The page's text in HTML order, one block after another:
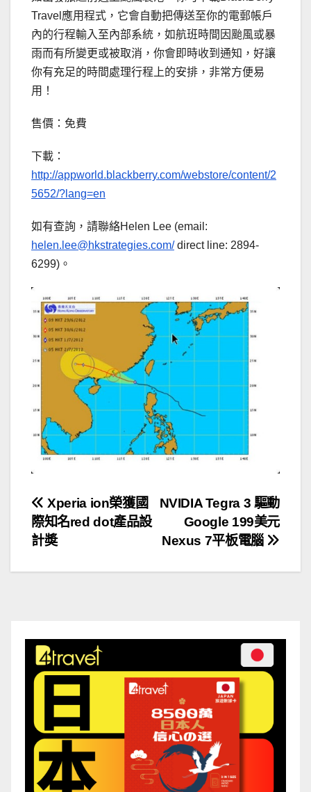
Travel應用程式，它會自動把傳送至你的電郵帳戶
內的行程輸入至內部系統，如航班時間因颱風或暴
雨而有所變更或被取消，你會即時收到通知，好讓
你有充足的時間處理行程上的安排，非常方便易
用！
售價：免費
下載：
http://appworld.blackberry.com/webstore/content/2
5652/?lang=en
如有查詢，請聯絡Helen Lee (email:
helen.lee@hkstrategies.com/direct line: 2894-
6299)。
文
章
導
NVIDIA Tegra 3 驅動
Google 199美元
Nexus 7平板電腦
Xperia ion榮獲國
際知名red dot產品設
計奬